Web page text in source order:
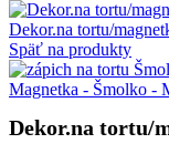
Dekor.na tortu/
Späť na produkty
Magnetka - Šmolko -
Dekor.na tortu/